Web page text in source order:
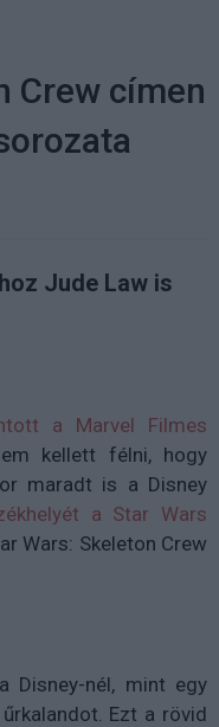
Crew címen
Jude Law is
a Marvel Filmes
kellett félni, hogy
maradt is a Disney
a Star Wars
Wars: Skeleton Crew
Disney-nél, mint egy
Ezt a rövid